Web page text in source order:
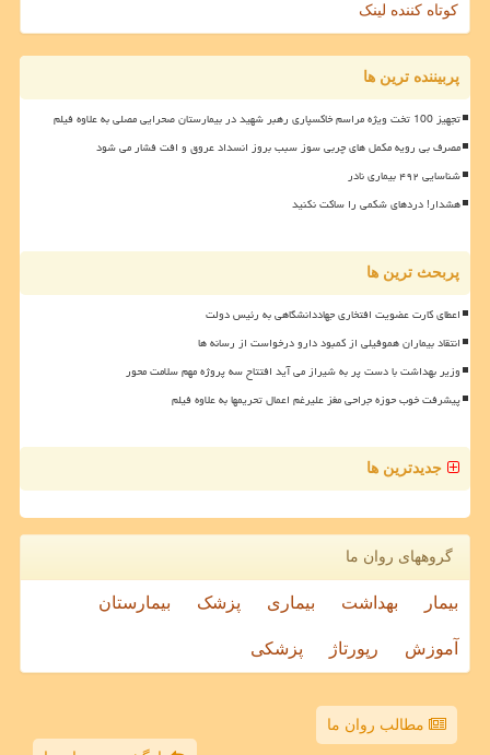
کوتاه کننده لینک
پربیننده ترین ها
تجهیز 100 تخت ویژه مراسم خاکسپاری رهبر شهید در بیمارستان صحرایی مصلی به علاوه فیلم
مصرف بی رویه مکمل های چربی سوز سبب بروز انسداد عروق و افت فشار می شود
شناسایی ۴۹۲ بیماری نادر
هشدار! دردهای شکمی را ساکت نکنید
پربحث ترین ها
اعطای کارت عضویت افتخاری جهاددانشگاهی به رئیس دولت
انتقاد بیماران هموفیلی از کمبود دارو درخواست از رسانه ها
وزیر بهداشت با دست پر به شیراز می آید افتتاح سه پروژه مهم سلامت محور
پیشرفت خوب حوزه جراحی مغز علیرغم اعمال تحریمها به علاوه فیلم
جدیدترین ها
گروههای روان ما
بیمار بهداشت بیماری پزشک بیمارستان
آموزش رپورتاژ پزشکی
مطالب روان ما